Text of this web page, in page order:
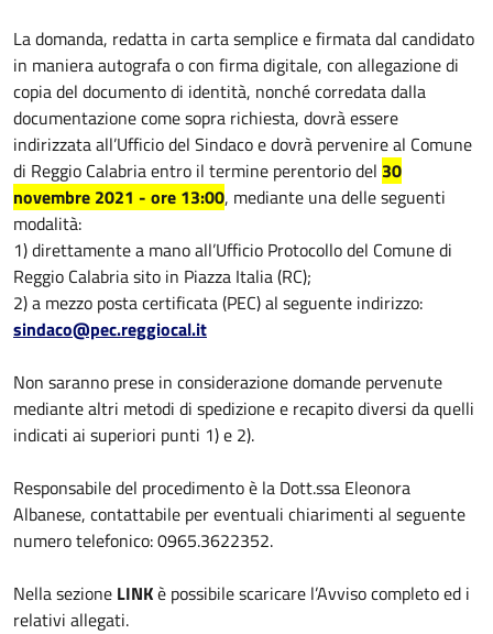
La domanda, redatta in carta semplice e firmata dal candidato
in maniera autografa o con firma digitale, con allegazione di
copia del documento di identità, nonché corredata dalla
documentazione come sopra richiesta, dovrà essere
indirizzata all’Ufficio del Sindaco e dovrà pervenire al Comune
di Reggio Calabria entro il termine perentorio del 30
novembre 2021 - ore 13:00, mediante una delle seguenti
modalità:
1) direttamente a mano all’Ufficio Protocollo del Comune di
Reggio Calabria sito in Piazza Italia (RC);
2) a mezzo posta certificata (PEC) al seguente indirizzo:
sindaco@pec.reggiocal.it
Non saranno prese in considerazione domande pervenute
mediante altri metodi di spedizione e recapito diversi da quelli
indicati ai superiori punti 1) e 2).
Responsabile del procedimento è la Dott.ssa Eleonora
Albanese, contattabile per eventuali chiarimenti al seguente
numero telefonico: 0965.3622352.
Nella sezione LINKè possibile scaricare l’Avviso completo ed i
relativi allegati.